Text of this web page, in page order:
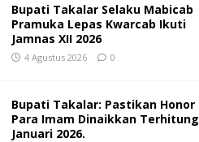
Bupati Takalar Selaku Mabicab
Pramuka Lepas Kwarcab Ikuti
Jamnas XII 2026
4 Agustus 2026 0
Bupati Takalar: Pastikan Honor
Para Imam Dinaikkan Terhitung
Januari 2026.